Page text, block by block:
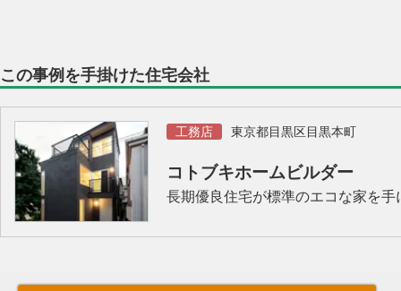
この事例を手掛けた住宅会社
工務店 東京都目黒区目黒本町
コトブキホームビルダー
長期優良住宅が標準のエコな家を手